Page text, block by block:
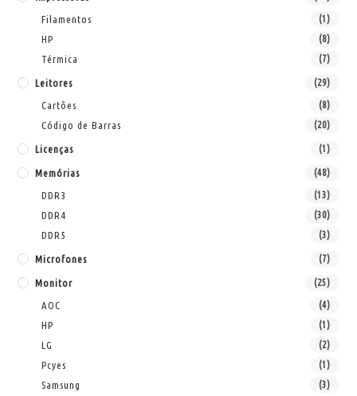
Filamentos (1)
HP (8)
Térmica (7)
Leitores (29)
Cartões (8)
Código de Barras (20)
Licenças (1)
Memórias (48)
DDR3 (13)
DDR4 (30)
DDR5 (3)
Microfones (7)
Monitor (25)
AOC (4)
HP (1)
LG (2)
Pcyes (1)
Samsung (3)